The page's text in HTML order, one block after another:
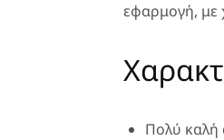
εφαρμογή, με
Πολύ καλή